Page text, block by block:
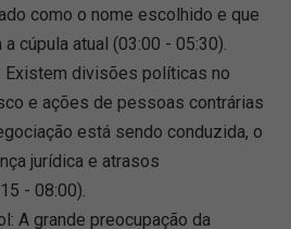
como o nome escolhido e que
cúpula atual (03:00 - 05:30).
Existem divisões políticas no
e ações de pessoas contrárias
está sendo conduzida, o
jurídica e atrasos
- 08:00).
A grande preocupação da